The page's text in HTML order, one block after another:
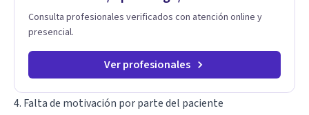
Consulta profesionales verificados con atención online y
presencial.
Ver profesionales
4. Falta de motivación por parte del paciente